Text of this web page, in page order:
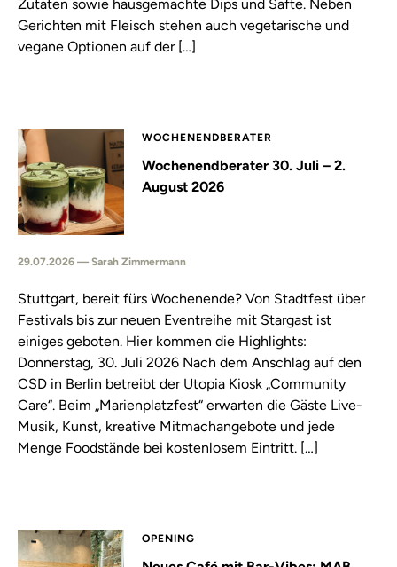
Zutaten sowie hausgemachte Dips und Säfte. Neben
Gerichten mit Fleisch stehen auch vegetarische und
vegane Optionen auf der […]
WOCHENENDBERATER
Wochenendberater 30. Juli – 2.
August 2026
29.07.2026 — Sarah Zimmermann
Stuttgart, bereit fürs Wochenende? Von Stadtfest über
Festivals bis zur neuen Eventreihe mit Stargast ist
einiges geboten. Hier kommen die Highlights:
Donnerstag, 30. Juli 2026 Nach dem Anschlag auf den
CSD in Berlin betreibt der Utopia Kiosk „Community
Care“. Beim „Marienplatzfest“ erwarten die Gäste Live-
Musik, Kunst, kreative Mitmachangebote und jede
Menge Foodstände bei kostenlosem Eintritt. […]
OPENING